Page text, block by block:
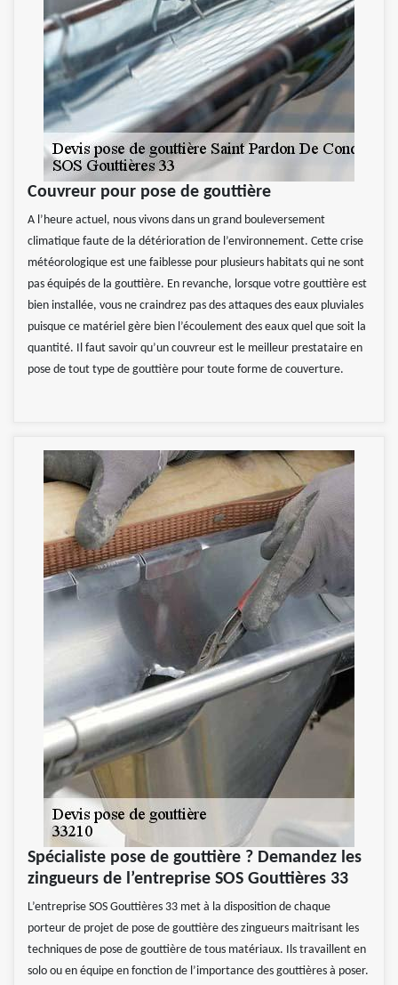
Couvreur pour pose de gouttière
A l’heure actuel, nous vivons dans un grand bouleversement
climatique faute de la détérioration de l’environnement. Cette crise
météorologique est une faiblesse pour plusieurs habitats qui ne sont
pas équipés de la gouttière. En revanche, lorsque votre gouttière est
bien installée, vous ne craindrez pas des attaques des eaux pluviales
puisque ce matériel gère bien l’écoulement des eaux quel que soit la
quantité. Il faut savoir qu’un couvreur est le meilleur prestataire en
pose de tout type de gouttière pour toute forme de couverture.
Spécialiste pose de gouttière ? Demandez les
zingueurs de l’entreprise SOS Gouttières 33
L’entreprise SOS Gouttières 33 met à la disposition de chaque
porteur de projet de pose de gouttière des zingueurs maitrisant les
techniques de pose de gouttière de tous matériaux. Ils travaillent en
solo ou en équipe en fonction de l’importance des gouttières à poser.